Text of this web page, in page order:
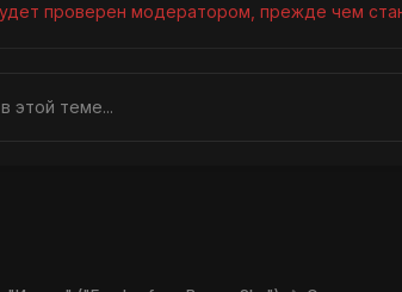
проверен модератором, прежде чем
этой теме...